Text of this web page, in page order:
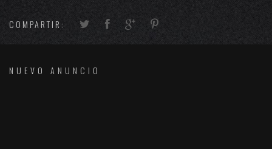
COMPARTIR:
NUEVO ANUNCIO